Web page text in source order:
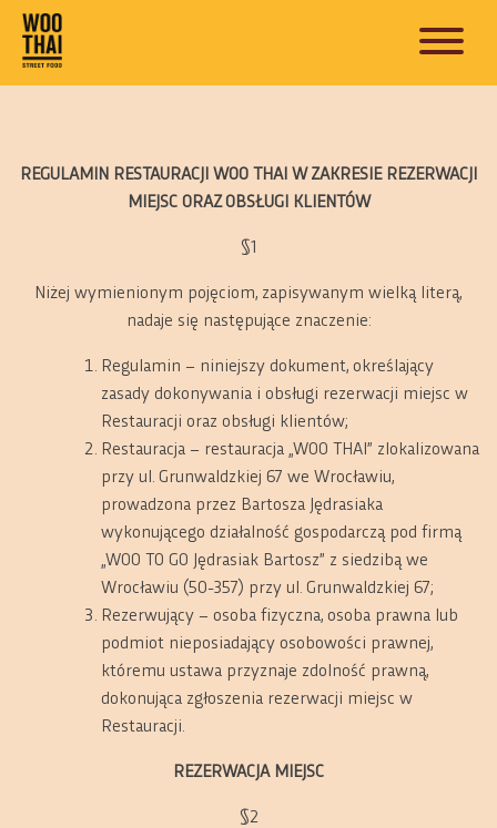
REGULAMIN RESTAURACJI WOO THAI W ZAKRESIE REZERWACJI
MIEJSC ORAZ OBSŁUGI KLIENTÓW
§1
Niżej wymienionym pojęciom, zapisywanym wielką literą,
nadaje się następujące znaczenie:
Regulamin – niniejszy dokument, określający
zasady dokonywania i obsługi rezerwacji miejsc w
Restauracji oraz obsługi klientów;
Restauracja – restauracja „WOO THAI” zlokalizowana
przy ul. Grunwaldzkiej 67 we Wrocławiu,
prowadzona przez Bartosza Jędrasiaka
wykonującego działalność gospodarczą pod firmą
„WOO TO GO Jędrasiak Bartosz” z siedzibą we
Wrocławiu (50-357) przy ul. Grunwaldzkiej 67;
Rezerwujący – osoba fizyczna, osoba prawna lub
podmiot nieposiadający osobowości prawnej,
któremu ustawa przyznaje zdolność prawną,
dokonująca zgłoszenia rezerwacji miejsc w
Restauracji.
REZERWACJA MIEJSC
§2